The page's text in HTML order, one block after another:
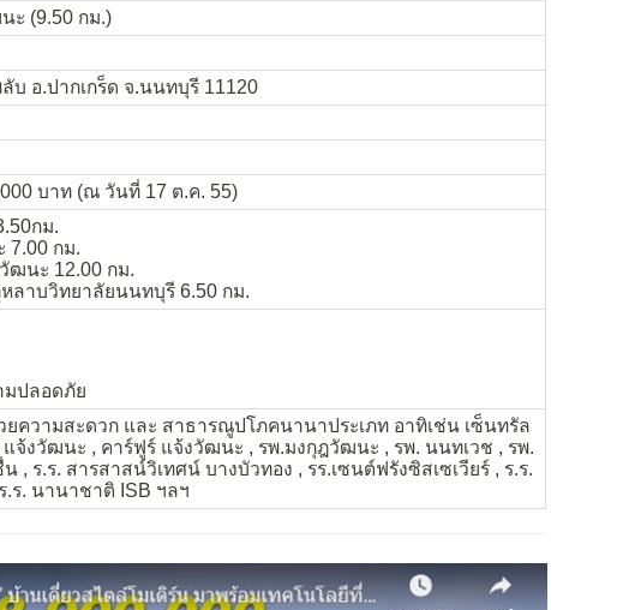
ะ (9.50 กม.)
บ อ.ปากเกร็ด จ.นนทบุรี 11120
บาท (ณ วันที่ 17 ต.ค. 55)
กม.
7.00 กม.
ฒนะ 12.00 กม.
ลาบวิทยาลัยนนทบุรี 6.50 กม.
มปลอดภัย
ความสะดวก และ สาธารณูปโภคนานาประเภท อาทิเช่น เซ็นทรัล
จ้งวัฒนะ , คาร์ฟูร์ แจ้งวัฒนะ , รพ.มงกุฎวัฒนะ , รพ. นนทเวช , รพ.
, ร.ร. สารสาสน์วิเทศน์ บางบัวทอง , รร.เซนต์ฟรังซิสเซเวียร์ , ร.ร.
.ร. นานาชาติ ISB ฯลฯ